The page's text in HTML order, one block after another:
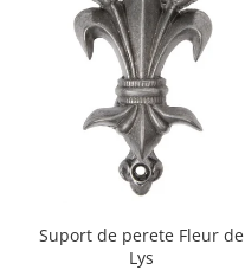
Suport de perete Fleur de
Lys